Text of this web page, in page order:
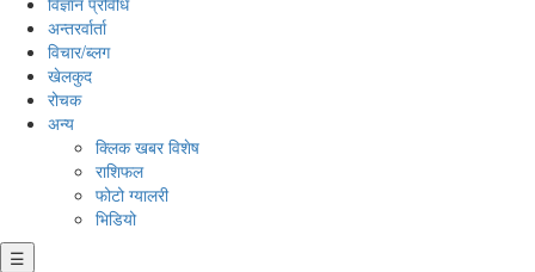
अन्तरर्वार्ता
विचार/ब्लग
खेलकुद
रोचक
अन्य
क्लिक खबर विशेष
राशिफल
फोटो ग्यालरी
भिडियो
☰